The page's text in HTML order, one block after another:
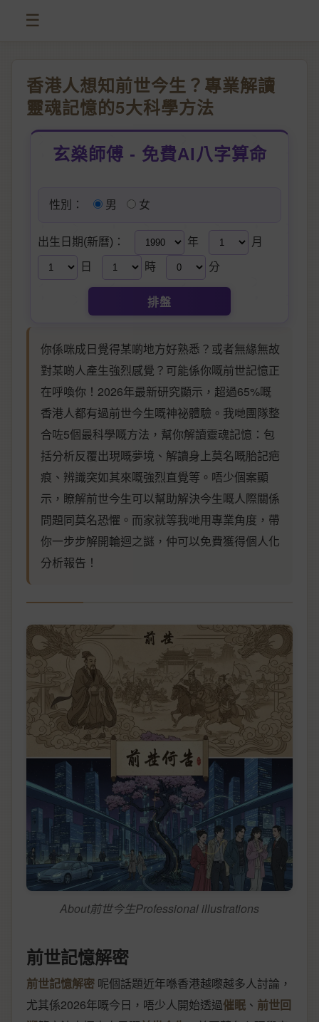
☰
香港人想知前世今生？專業解讀
靈魂記憶的5大科學方法
玄燊師傅 - 免費AI八字算命
性別： 男 女
出生日期(新曆)： 年 月
日 時 分
排盤
你係咪成日覺得某啲地方好熟悉？或者無緣無故
對某啲人產生強烈感覺？可能係你嘅前世記憶正
在呼喚你！2026年最新研究顯示，超過65%嘅
香港人都有過前世今生嘅神祕體驗。我哋團隊整
合咗5個最科學嘅方法，幫你解讀靈魂記憶：包
括分析反覆出現嘅夢境、解讀身上莫名嘅胎記疤
痕、辨識突如其來嘅強烈直覺等。唔少個案顯
示，瞭解前世今生可以幫助解決今生嘅人際關係
問題同莫名恐懼。而家就等我哋用專業角度，帶
你一步步解開輪迴之謎，仲可以免費獲得個人化
分析報告！
About前世今生Professional illustrations
前世記憶解密
前世記憶解密 呢個話題近年喺香港越嚟越多人討論，
尤其係2026年嘅今日，唔少人開始透過催眠 、 前世回